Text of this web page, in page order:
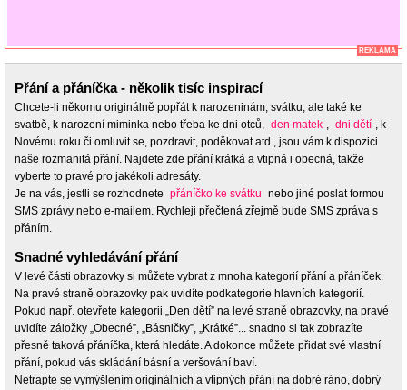
REKLAMA
Přání a přáníčka - několik tisíc inspirací
Chcete-li někomu originálně popřát k narozeninám, svátku, ale také ke
svatbě, k narození miminka nebo třeba ke dni otců, den matek , dni dětí , k
Novému roku či omluvit se, pozdravit, poděkovat atd., jsou vám k dispozici
naše rozmanitá přání. Najdete zde přání krátká a vtipná i obecná, takže
vyberte to pravé pro jakékoli adresáty.
Je na vás, jestli se rozhodnete přáníčko ke svátku nebo jiné poslat formou
SMS zprávy nebo e-mailem. Rychleji přečtená zřejmě bude SMS zpráva s
přáním.
Snadné vyhledávání přání
V levé části obrazovky si můžete vybrat z mnoha kategorií přání a přáníček.
Na pravé straně obrazovky pak uvidíte podkategorie hlavních kategorií.
Pokud např. otevřete kategorii „Den dětí” na levé straně obrazovky, na pravé
uvidíte záložky „Obecné”, „Básničky”, „Krátké”... snadno si tak zobrazíte
přesně taková přáníčka, která hledáte. A dokonce můžete přidat své vlastní
přání, pokud vás skládání básní a veršování baví.
Netrapte se vymýšlením originálních a vtipných přání na dobré ráno, dobrý